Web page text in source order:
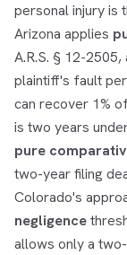
personal injury is
Arizona applies
A.R.S. § 12-
plaintiff's fault
can recover 1%
is two years
pure
two-year filing
Colorado's
negligence
allows only a